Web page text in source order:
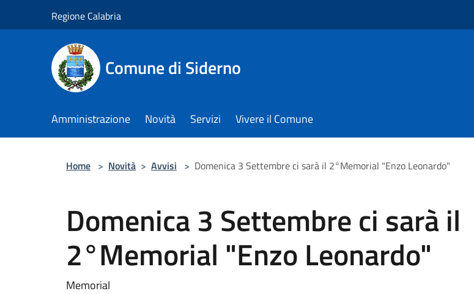
Regione Calabria
Comune di Siderno
Amministrazione Novità Servizi Vivere il Comune
Home > Novità > Avvisi > Domenica 3 Settembre ci sarà il 2°Memorial "Enzo Leonardo"
Domenica 3 Settembre ci sarà il
2°Memorial "Enzo Leonardo"
Memorial